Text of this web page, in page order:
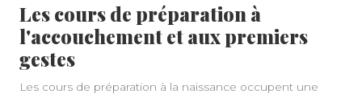
Les cours de préparation à
l'accouchement et aux premiers
gestes
Les cours de préparation à la naissance occupent une